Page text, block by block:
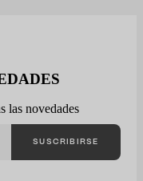
cómo están
trabajan
una visión
Enigmia
las novedades
SUSCRIBIRSE